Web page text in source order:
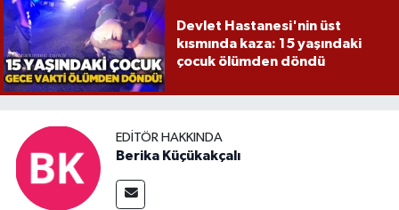
Devlet Hastanesi'nin üst
kısmında kaza: 15 yaşındaki
çocuk ölümden döndü
EDITÖR HAKKINDA
Berika Küçükakçalı